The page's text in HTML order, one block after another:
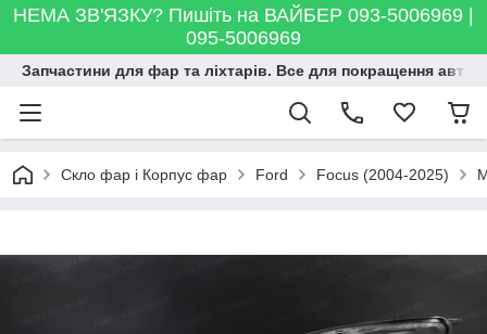
НЕМА ЗВ'ЯЗКУ? Пишіть на ВАЙБЕР 093-5006969 |
095-5006969
Запчастини для фар та ліхтарів. Все для покращення
Скло фар і Корпус фар Ford Focus (2004-2025)